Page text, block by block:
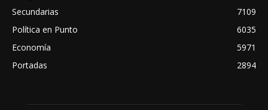
Secundarias
7109
Política en Punto
6035
Economía
5971
Portadas
2894